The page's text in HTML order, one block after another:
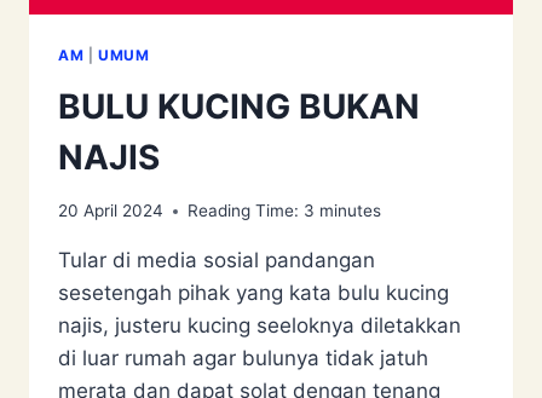
AM UMUM
BULU KUCING BUKAN
NAJIS
20 April 2024 Reading Time: 3 minutes
Tular di media sosial pandangan
sesetengah pihak yang kata bulu kucing
najis, justeru kucing seeloknya diletakkan
di luar rumah agar bulunya tidak jatuh
merata dan dapat solat dengan tenang